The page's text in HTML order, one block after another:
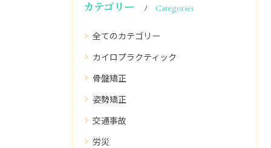
カテゴリー Categories
全てのカテゴリー
カイロプラクティック
骨盤矯正
姿勢矯正
交通事故
労災